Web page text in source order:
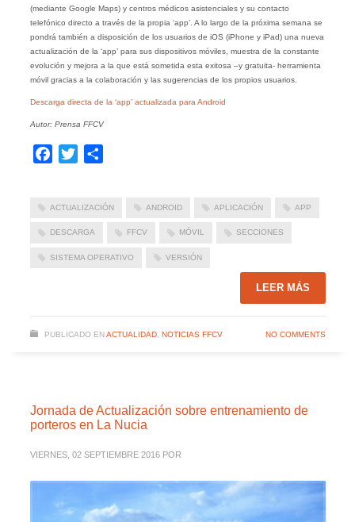
(mediante Google Maps) y centros médicos asistenciales y su contacto
telefónico directo a través de la propia ‘app’. A lo largo de la próxima semana se
pondrá también a disposición de los usuarios de iOS (iPhone y iPad) una nueva
actualización de la ‘app’ para sus dispositivos móviles, muestra de la constante
evolución y mejora a la que está sometida esta exitosa –y gratuita- herramienta
móvil gracias a la colaboración y las sugerencias de los propios usuarios.
Descarga directa de la ‘app’ actualizada para Android
Autor: Prensa FFCV
Facebook
Twitter
ACTUALIZACIÓN ANDROID APLICACIÓN APP
DESCARGA FFCV MÓVIL SECCIONES
SISTEMA OPERATIVO VERSIÓN
LEER MÁS
PUBLICADO EN ACTUALIDAD, NOTICIAS FFCV NO COMMENTS
Jornada de Actualización sobre entrenamiento de
porteros en La Nucia
VIERNES, 02 SEPTIEMBRE 2016 POR